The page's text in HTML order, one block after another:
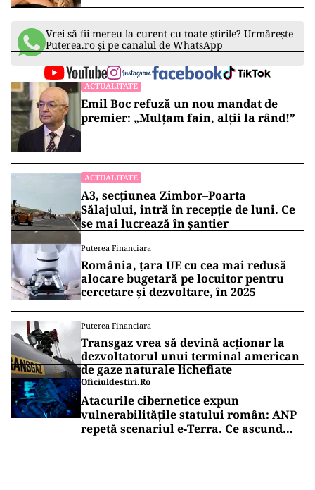
frecventă în cazul bunurilor valorificate în
cadrul executărilor silite.
EXCLUSIV
STB 2.0! Bucureștenii s-ar putea trezi
curând cu o nouă companie de
transport public, „o nouă Mărie,
aceeași pălărie”!
ANAF a pus sechestru pe șifonierul
Biancăi Drăgușanu. Cu cât se vinde o
piesă din colecția vedetei
Vrei să fii mereu la curent cu toate știrile? Urmărește
Puterea.ro și pe canalul de WhatsApp
ACTUALITATE
Emil Boc refuză un nou mandat de
premier: „Mulțam fain, alții la rând!”
ACTUALITATE
A3, secțiunea Zimbor–Poarta
Sălajului, intră în recepție de luni. Ce
se mai lucrează în șantier